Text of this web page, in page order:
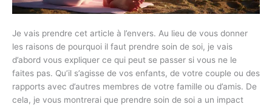
Je vais prendre cet article à l’envers. Au lieu de vous donner
les raisons de pourquoi il faut prendre soin de soi, je vais
d’abord vous expliquer ce qui peut se passer si vous ne le
faites pas. Qu’il s’agisse de vos enfants, de votre couple ou des
rapports avec d’autres membres de votre famille ou d’amis. De
cela, je vous montrerai que prendre soin de soi a un impact